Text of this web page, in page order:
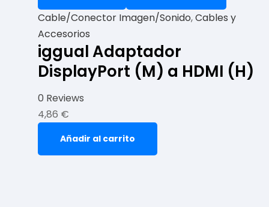
Cable/Conector Imagen/Sonido,Cables y
Accesorios
iggual Adaptador
DisplayPort (M) a HDMI (H)
0 Reviews
4,86 €
Añadir al carrito